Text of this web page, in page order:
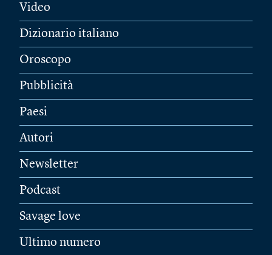
Video
Dizionario italiano
Oroscopo
Pubblicità
Paesi
Autori
Newsletter
Podcast
Savage love
Ultimo numero